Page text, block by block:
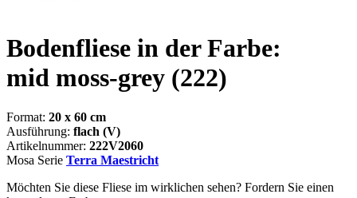
Bodenfliese in der Farbe:
mid moss-grey (222)
Format: 20 x 60 cm
Ausführung: flach (V)
Artikelnummer: 222V2060
Mosa Serie Terra Maestricht
Möchten Sie diese Fliese im wirklichen sehen? Fordern Sie einen